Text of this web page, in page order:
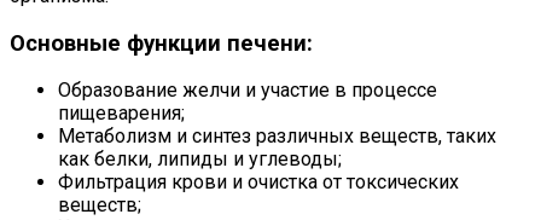
Основные функции печени:
Образование желчи и участие в процессе
пищеварения;
Метаболизм и синтез различных веществ, таких
как белки, липиды и углеводы;
Фильтрация крови и очистка от токсических
веществ;